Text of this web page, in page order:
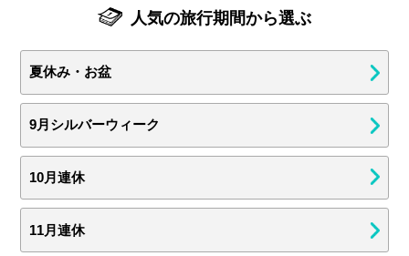
人気の旅行期間から選ぶ
夏休み・お盆
9月シルバーウィーク
10月連休
11月連休